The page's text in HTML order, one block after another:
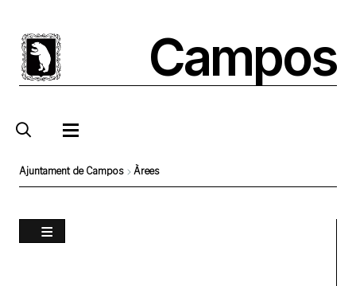
contingut
Campos
d'Ariadna
Ajuntament de Campos Àrees